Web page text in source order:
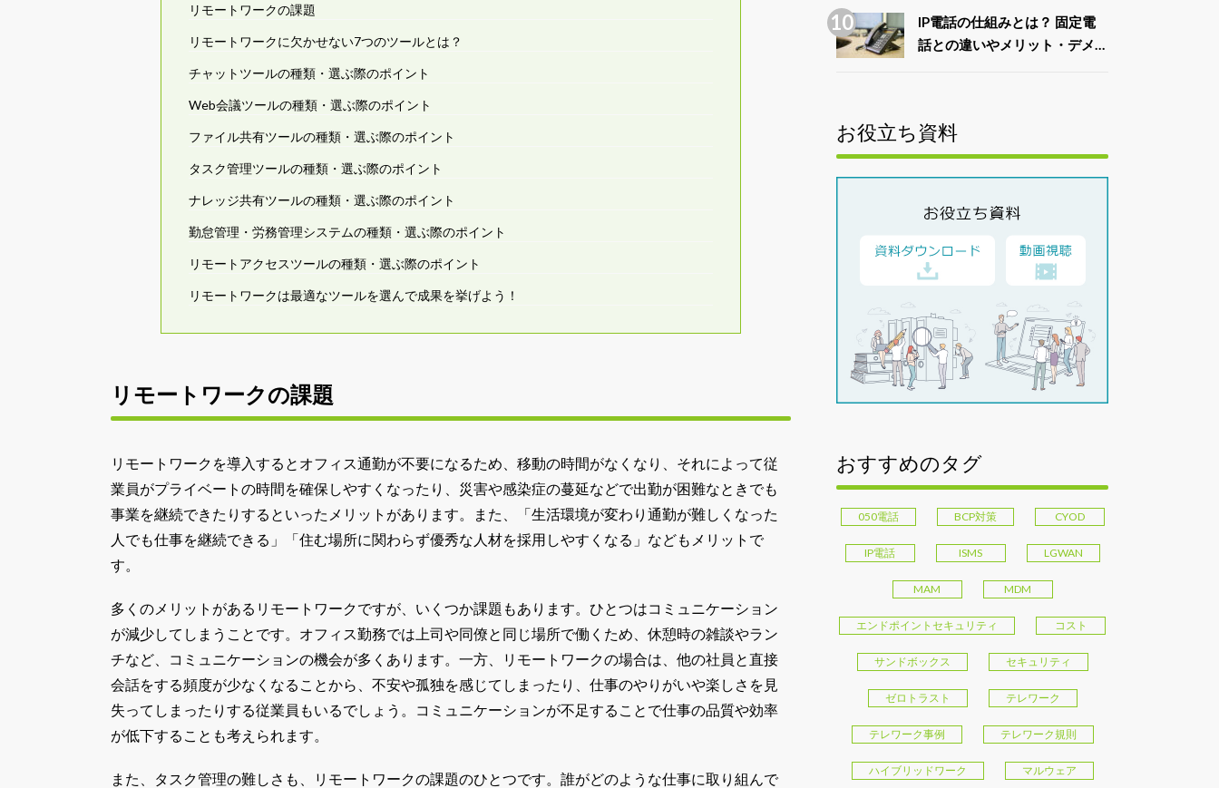
リモートワークの課題
リモートワークに欠かせない7つのツールとは？
チャットツールの種類・選ぶ際のポイント
Web会議ツールの種類・選ぶ際のポイント
ファイル共有ツールの種類・選ぶ際のポイント
タスク管理ツールの種類・選ぶ際のポイント
ナレッジ共有ツールの種類・選ぶ際のポイント
勤怠管理・労務管理システムの種類・選ぶ際のポイント
リモートアクセスツールの種類・選ぶ際のポイント
リモートワークは最適なツールを選んで成果を挙げよう！
リモートワークの課題
リモートワークを導入するとオフィス通勤が不要になるため、移動の時間がなくなり、それによって従
業員がプライベートの時間を確保しやすくなったり、災害や感染症の蔓延などで出勤が困難なときでも
事業を継続できたりするといったメリットがあります。また、「生活環境が変わり通勤が難しくなった
人でも仕事を継続できる」「住む場所に関わらず優秀な人材を採用しやすくなる」などもメリットで
す。
多くのメリットがあるリモートワークですが、いくつか課題もあります。ひとつはコミュニケーション
が減少してしまうことです。オフィス勤務では上司や同僚と同じ場所で働くため、休憩時の雑談やラン
チなど、コミュニケーションの機会が多くあります。一方、リモートワークの場合は、他の社員と直接
会話をする頻度が少なくなることから、不安や孤独を感じてしまったり、仕事のやりがいや楽しさを見
失ってしまったりする従業員もいるでしょう。コミュニケーションが不足することで仕事の品質や効率
が低下することも考えられます。
また、タスク管理の難しさも、リモートワークの課題のひとつです。誰がどのような仕事に取り組んで
IP電話の仕組みとは？ 固定電
話との違いやメリット・デメリ
お役立ち資料
おすすめのタグ
050電話 BCP対策 CYOD
IP電話 ISMS LGWAN
MAM MDM
エンドポイントセキュリティ コスト
サンドボックス セキュリティ
ゼロトラスト テレワーク
テレワーク事例 テレワーク規則
ハイブリッドワーク マルウェア